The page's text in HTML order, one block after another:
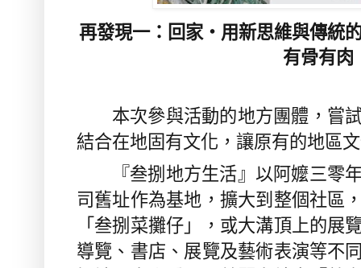
再發現一：回家・用新思維與傳統
有骨有肉
本次參與活動的地方團體，嘗試
結合在地固有文化，讓原有的地區
『叁捌地方生活』以阿嬤三零年
司舊址作為基地，擴⼤到整個社區
「叁捌菜攤仔」，或⼤溝頂上的展
導覽、書店、展覽及藝術表演等不